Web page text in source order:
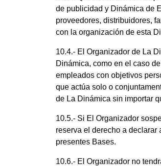
de publicidad y Dinámica de
proveedores, distribuidores,
con la organización de esta
10.4.- El Organizador de La
Dinámica, como en el caso
empleados con objetivos
que actúa solo o
de La Dinámica sin importar
10.5.- Si El Organizador
reserva el derecho a declarar
presentes Bases.
10.6.- El Organizador no